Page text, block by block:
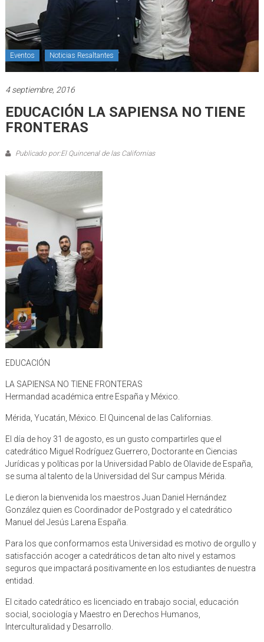
Eventos Noticias Resaltantes
4 septiembre, 2016
EDUCACIÓN LA SAPIENSA NO TIENE
FRONTERAS
Publicado por:El Quincenal de las Californias
EDUCACIÓN
LA SAPIENSA NO TIENE FRONTERAS
Hermandad académica entre España y México.
Mérida, Yucatán, México. El Quincenal de las Californias.
El día de hoy 31 de agosto, es un gusto compartirles que el
catedrático Miguel Rodríguez Guerrero, Doctorante en Ciencias
Jurídicas y políticas por la Universidad Pablo de Olavide de España,
se suma al talento de la Universidad del Sur campus Mérida.
Le dieron la bienvenida los maestros Juan Daniel Hernández
González quien es Coordinador de Postgrado y el catedrático
Manuel del Jesús Larena España.
Para los que conformamos esta Universidad es motivo de orgullo y
satisfacción acoger a catedráticos de tan alto nivel y estamos
seguros que impactará positivamente en los estudiantes de nuestra
entidad.
El citado catedrático es licenciado en trabajo social, educación
social, sociología y Maestro en Derechos Humanos,
Interculturalidad y Desarrollo.